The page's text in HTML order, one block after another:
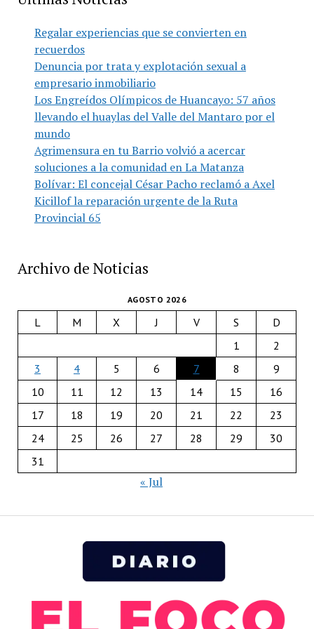
Regalar experiencias que se convierten en
recuerdos
Denuncia por trata y explotación sexual a
empresario inmobiliario
Los Engreídos Olímpicos de Huancayo: 57 años
llevando el huaylas del Valle del Mantaro por el
mundo
Agrimensura en tu Barrio volvió a acercar
soluciones a la comunidad en La Matanza
Bolívar: El concejal César Pacho reclamó a Axel
Kicillof la reparación urgente de la Ruta
Provincial 65
Archivo de Noticias
AGOSTO 2026
L M X J V S
D
1
2
3
4 5 6 7 8
9
10
11 12 13 14 15
16
17
18 19 20 21 22
23
24
25 26 27 28 29
30
31
« Jul